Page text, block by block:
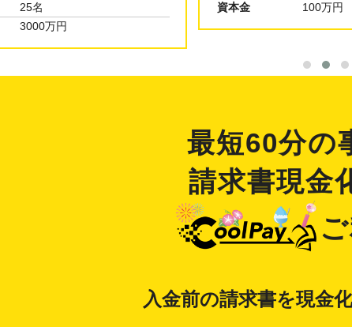
100万円
資本金
1000万円
最短60分の
請求書現金
入金前の請求書を現金